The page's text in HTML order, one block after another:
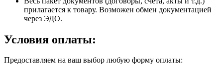
прилагается к товару. Возможен обмен документацией
через ЭДО.
Условия оплаты:
Предоставляем на ваш выбор любую форму оплаты: